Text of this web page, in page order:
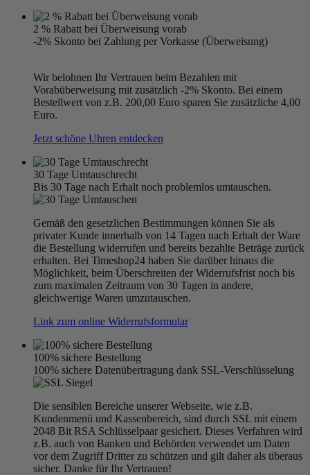
2 % Rabatt bei Überweisung vorab
-2% Skonto bei Zahlung per Vorkasse (Überweisung)
Wir belohnen Ihr Vertrauen beim Bezahlen mit
Vorabüberweisung mit zusätzlich -2% Skonto. Bei einem
Bestellwert von z.B. 200,00 Euro sparen Sie zusätzliche 4,00
Euro.
Jetzt schöne Uhren entdecken
30 Tage Umtauschrecht
Bis 30 Tage nach Erhalt noch problemlos umtauschen.
Gemäß den gesetzlichen Bestimmungen können Sie als
privater Kunde innerhalb von 14 Tagen nach Erhalt der Ware
die Bestellung widerrufen und bereits bezahlte Beträge zurück
erhalten. Bei Timeshop24 haben Sie darüber hinaus die
Möglichkeit, beim Überschreiten der Widerrufsfrist noch bis
zum maximalen Zeitraum von 30 Tagen in andere,
gleichwertige Waren umzutauschen.
Link zum online Widerrufsformular
100% sichere Bestellung
100% sichere Datenübertragung dank SSL-Verschlüsselung
Die sensiblen Bereiche unserer Webseite, wie z.B.
Kundenmenü und Kassenbereich, sind durch SSL mit einem
2048 Bit RSA Schlüsselpaar gesichert. Dieses Verfahren wird
z.B. auch von Banken und Behörden verwendet um Daten
vor dem Zugriff Dritter zu schützen und gilt daher als überaus
sicher. Danke für Ihr Vertrauen!